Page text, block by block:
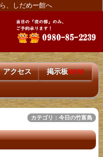
、しだめー館へ
アクセス 掲示板NEW!
カテゴリ：今日の竹富島